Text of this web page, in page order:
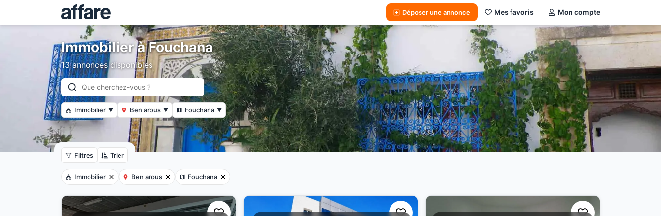
Déposer une annonce Mes favoris Mon compte
Immobilier à Fouchana
13 annonces disponibles
Immobilier ▼ Ben arous ▼ Fouchana ▼
Filtres Trier
Immobilier Ben arous Fouchana